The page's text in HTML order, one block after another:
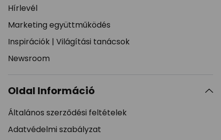
Hírlevél
Marketing együttműködés
Inspirációk | Világítási tanácsok
Newsroom
Oldal Információ
Általános szerződési feltételek
Adatvédelmi szabályzat